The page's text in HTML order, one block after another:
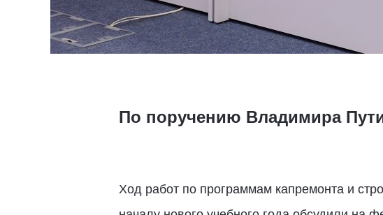
По поручению Владимира
Ход работ по программам капремонта и